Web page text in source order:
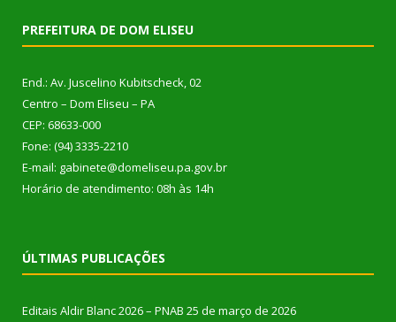
PREFEITURA DE DOM ELISEU
End.: Av. Juscelino Kubitscheck, 02
Centro – Dom Eliseu – PA
CEP: 68633-000
Fone: (94) 3335-2210
E-mail: gabinete@domeliseu.pa.gov.br
Horário de atendimento: 08h às 14h
ÚLTIMAS PUBLICAÇÕES
Editais Aldir Blanc 2026 – PNAB 25 de março de 2026